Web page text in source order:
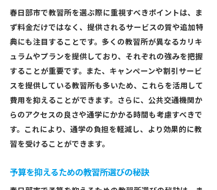
特典活用で春日部市の教習所費用を最小限
に
春日部市で理想の教習所選びを成功させる
ために
春日部市で教習所を選ぶ際に重視すべきポイントは、ま
ず料金だけではなく、提供されるサービスの質や追加特
典にも注目することです。多くの教習所が異なるカリキ
ュラムやプランを提供しており、それぞれの強みを把握
することが重要です。また、キャンペーンや割引サービ
スを提供している教習所も多いため、これらを活用して
費用を抑えることができます。さらに、公共交通機関か
らのアクセスの良さや通学にかかる時間も考慮すべきで
す。これにより、通学の負担を軽減し、より効果的に教
習を受けることができます。
予算を抑えるための教習所選びの秘訣